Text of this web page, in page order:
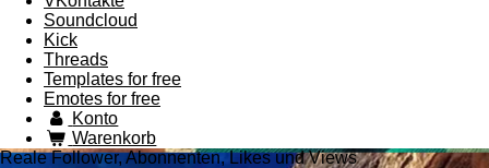
Soundcloud
Kick
Threads
Templates for free
Emotes for free
Konto
Warenkorb
Reale Follower, Abonnenten, Likes und Views